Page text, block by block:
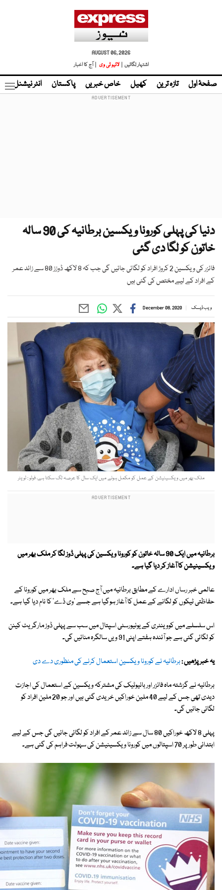
AUGUST 06, 2026
اشتہار لگائیں |
لائیو ٹی وی | آج کا اخبار
صفحۂ اول تازہ ترین کھیل خاص خبریں پاکستان انٹر نیشنل
دنیا کی پہلی کورونا ویکسین برطانیہ کی 90 سالہ
خاتون کو لگا دی گئی
فائزر کی ویکسین 2 کروڑ افراد کو لگائی جائیں گی جب کہ 8 لاکھ ڈوزز 80 سے زائد عمر
کے افراد کے لیے مختص کی گئی ہیں
ویب ڈیسک December 08, 2020
ملک بھر میں ویکسینیشن کے عمل کو مکمل ہونے میں ایک سال کا عرصہ لگ سکتا ہے، فوٹو : ٹویٹر
برطانیہ میں ایک 90 سالہ خاتون کو کورونا ویکسین کی پہلی ڈوز لگا کر ملک بھر میں
ویکسینیشن کا آغاز کر دیا گیا ہے۔
عالمی خبر رساں ادارے کے مطابق برطانیہ میں آج صبح سے ملک بھر میں کورونا کے
حفاظتی ٹیکوں کو لگانے کے عمل کا آغاز ہوگیا ہے جسے 'وی ڈے' کا نام دیا گیا ہے۔
اس سلسلے میں کووینٹری کے یونیورسٹی اسپتال میں سب سے پہلی ڈوز مارگریٹ کینن
کو لگائی گئی ہے جو آئندہ ہفتے اپنی 91 ویں سالگرہ منائیں گی۔
یہ خبر پڑھیں :برطانیہ نے کورونا ویکسین استعمال کرنے کی منظوری دے دی
برطانیہ نے گزشتہ ماہ فائزر اور بائیوٹیک کی مشترکہ ویکسین کے استعمال کی اجازت
دیدی تھی جس کے لیے 40 ملین خوراکیں خریدی گئی ہیں اور جو 20 ملین افراد کو
لگائی جائیں گی۔
پہلی 8 لاکھ خوراکیں 80 سال سے زائد عمر کے افراد کو لگائی جائیں گی جس کے لیے
ابتدائی طور پر 70 اسپتالوں میں کورونا ویکسینیشن کی سہولت فراہم کی گئی ہے۔